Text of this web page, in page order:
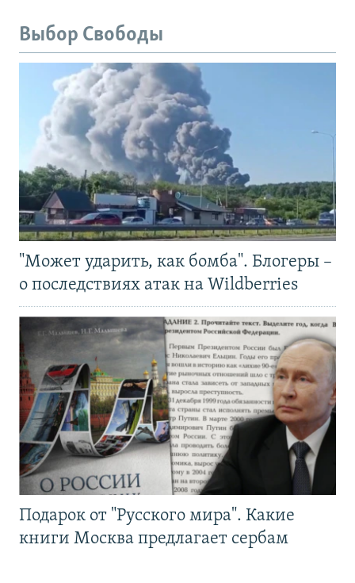
Выбор Свободы
"Может ударить, как бомба". Блогеры –
о последствиях атак на Wildberries
Подарок от "Русского мира". Какие
книги Москва предлагает сербам